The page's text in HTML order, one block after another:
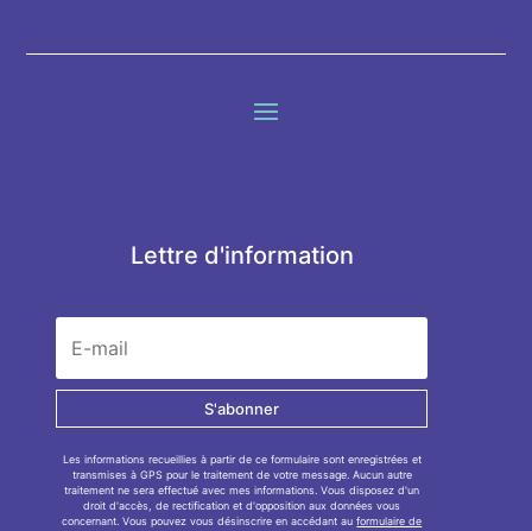
Lettre d'information
S'abonner
Les informations recueillies à partir de ce formulaire sont enregistrées et
transmises à GPS pour le traitement de votre message. Aucun autre
traitement ne sera effectué avec mes informations. Vous disposez d'un
droit d'accès, de rectification et d'opposition aux données vous
concernant. Vous pouvez vous désinscrire en accédant auformulaire de